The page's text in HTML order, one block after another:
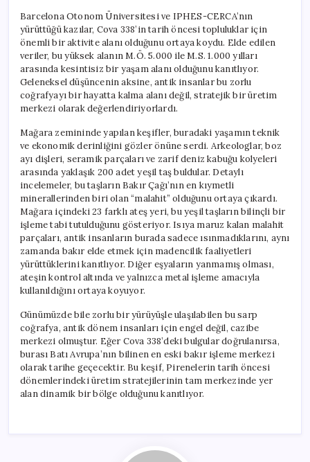
Barcelona Otonom Üniversitesi ve IPHES-CERCA’nın
yürüttüğü kazılar, Cova 338’in tarih öncesi topluluklar için
önemli bir aktivite alanı olduğunu ortaya koydu. Elde edilen
veriler, bu yüksek alanın M.Ö. 5.000 ile M.S. 1.000 yılları
arasında kesintisiz bir yaşam alanı olduğunu kanıtlıyor.
Geleneksel düşüncenin aksine, antik insanlar bu zorlu
coğrafyayı bir hayatta kalma alanı değil, stratejik bir üretim
merkezi olarak değerlendiriyorlardı.
Mağara zemininde yapılan keşifler, buradaki yaşamın teknik
ve ekonomik derinliğini gözler önüne serdi. Arkeologlar, boz
ayı dişleri, seramik parçaları ve zarif deniz kabuğu kolyeleri
arasında yaklaşık 200 adet yeşil taş buldular. Detaylı
incelemeler, bu taşların Bakır Çağı’nın en kıymetli
minerallerinden biri olan “malahit” olduğunu ortaya çıkardı.
Mağara içindeki 23 farklı ateş yeri, bu yeşil taşların bilinçli bir
işleme tabi tutulduğunu gösteriyor. Isıya maruz kalan malahit
parçaları, antik insanların burada sadece ısınmadıklarını, aynı
zamanda bakır elde etmek için madencilik faaliyetleri
yürüttüklerini kanıtlıyor. Diğer eşyaların yanmamış olması,
ateşin kontrol altında ve yalnızca metal işleme amacıyla
kullanıldığını ortaya koyuyor.
Günümüzde bile zorlu bir yürüyüşle ulaşılabilen bu sarp
coğrafya, antik dönem insanları için engel değil, cazibe
merkezi olmuştur. Eğer Cova 338’deki bulgular doğrulanırsa,
burası Batı Avrupa’nın bilinen en eski bakır işleme merkezi
olarak tarihe geçecektir. Bu keşif, Pirenelerin tarih öncesi
dönemlerindeki üretim stratejilerinin tam merkezinde yer
alan dinamik bir bölge olduğunu kanıtlıyor.